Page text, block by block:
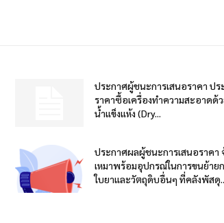
ประกาศผู้ชนะการเสนอราคา ปร
ราคาซื้อเครื่องทำความสะอาดด้
น้ำแข็งแห้ง (Dry...
ประกาศผลผู้ชนะการเสนอราคา
เหมาพร้อมอุปกรณ์ในการขนย้าย
ใบยาและวัตถุดิบอื่นๆ ที่คลังพัสดุ